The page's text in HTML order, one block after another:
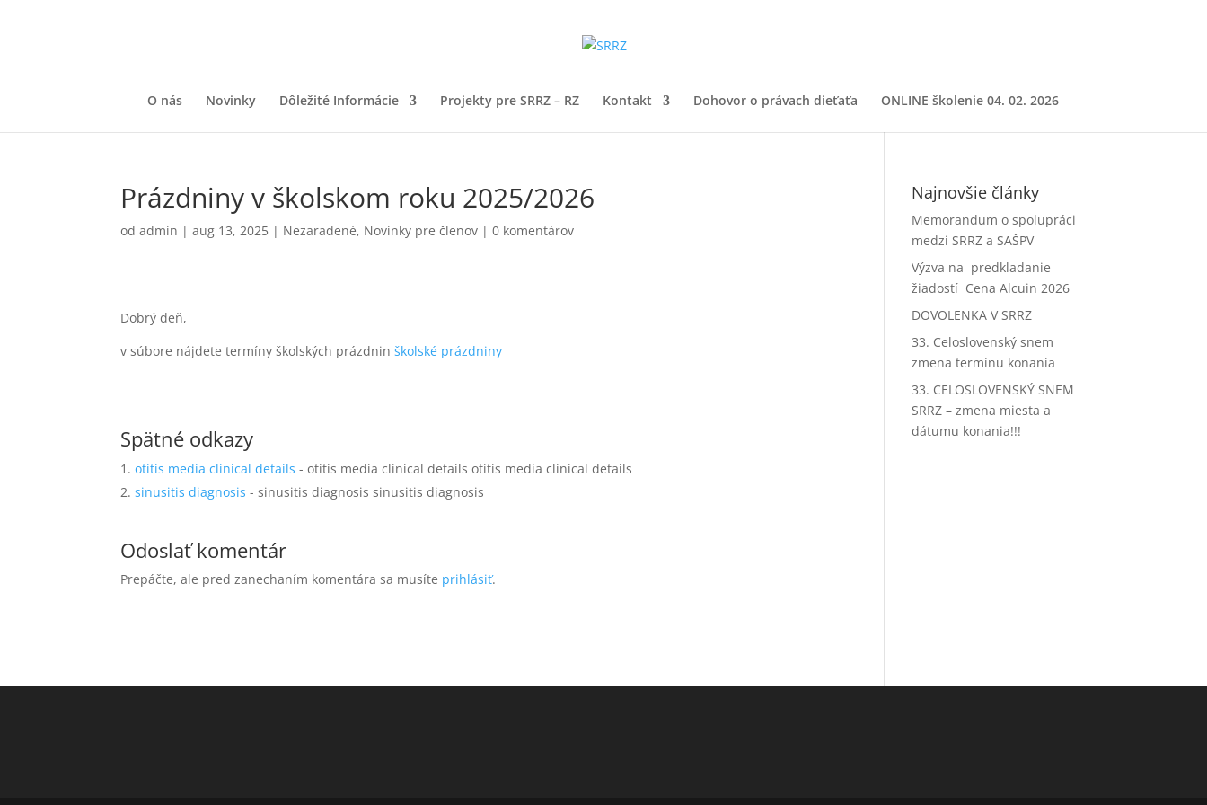
O nás Novinky Dôležité Informácie Projekty pre SRRZ – RZ Kontakt Dohovor o právach dieťaťa ONLINE školenie 04. 02. 2026
Prázdniny v školskom roku 2025/2026
odadmin |aug 13, 2025 | Nezaradené, Novinky pre členov |0 komentárov
Dobrý deň,
v súbore nájdete termíny školských prázdninškolské prázdniny
Spätné odkazy
otitis media clinical details - otitis media clinical details otitis media clinical details
sinusitis diagnosis - sinusitis diagnosis sinusitis diagnosis
Odoslať komentár
Prepáčte, ale pred zanechaním komentára sa musíte prihlásiť.
Najnovšie články
Memorandum o spolupráci
medzi SRRZ a SAŠPV
Výzva na predkladanie
žiadostí Cena Alcuin 2026
DOVOLENKA V SRRZ
33. Celoslovenský snem
zmena termínu konania
33. CELOSLOVENSKÝ SNEM
SRRZ – zmena miesta a
dátumu konania!!!